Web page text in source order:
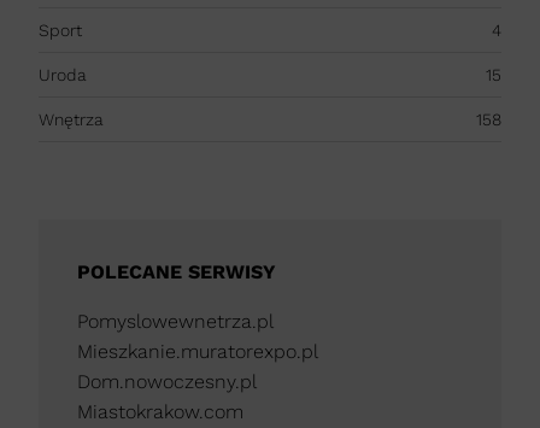
Sport 4
Uroda 15
Wnętrza 158
POLECANE SERWISY
Pomyslowewnetrza.pl
Mieszkanie.muratorexpo.pl
Dom.nowoczesny.pl
Miastokrakow.com